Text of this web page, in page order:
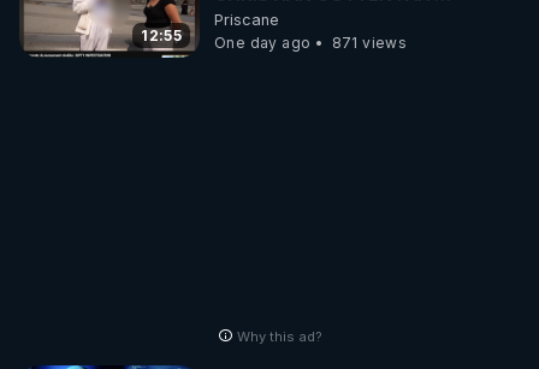
12:55
une étrange découverte
Priscane
One day ago
871 views
Why this ad?